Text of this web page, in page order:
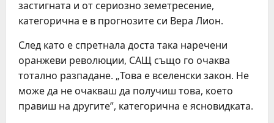
застигната и от сериозно земетресение,
категорична е в прогнозите си Вера Лион.
След като е спретнала доста така наречени
оранжеви революции, САЩ също го очаква
тотално разпадане. „Това е вселенски закон. Не
може да не очакваш да получиш това, което
правиш на другите”, категорична е ясновидката.